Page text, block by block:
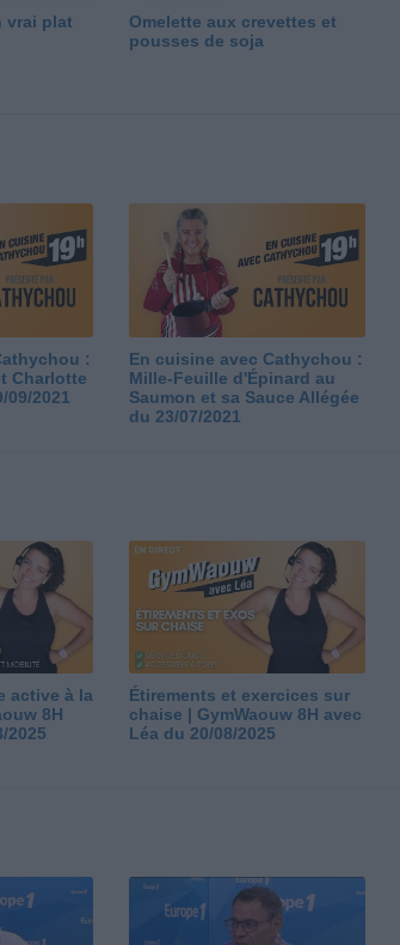
vrai plat
Omelette aux crevettes et
pousses de soja
:
Charlotte
2021
En cuisine avec Cathychou :
Mille-Feuille d'Épinard au
Saumon et sa Sauce Allégée
du 23/07/2021
active à la
8H
2025
Étirements et exercices sur
chaise | GymWaouw 8H avec
Léa du 20/08/2025